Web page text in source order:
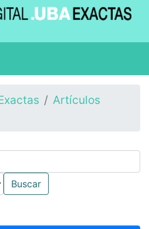
Artículos